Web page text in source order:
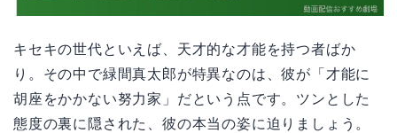
キセキの世代といえば、天才的な才能を持つ者ばか
り。その中で緑間真太郎が特異なのは、彼が「才能に
胡座をかかない努力家」だという点です。ツンとした
態度の裏に隠された、彼の本当の姿に迫りましょう。